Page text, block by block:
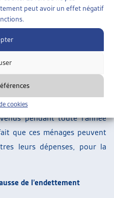
peut avoir un effet négatif
cookies
des ménages indiquent
d’habitude. Cela n’empêche
des différents
revenus les plus bas ont
et ceux aux revenus les
les dépenses ont
pendant toute l’année
que ces ménages peuvent
leurs dépenses, pour la
de l’endettement